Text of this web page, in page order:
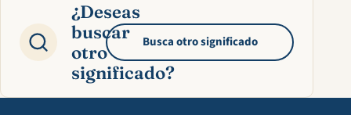
¿Deseas
buscar
otro
significado?
Busca otro significado